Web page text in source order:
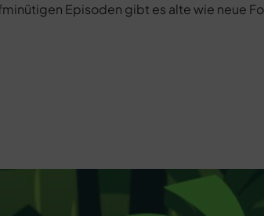
Episoden gibt es alte wie neue